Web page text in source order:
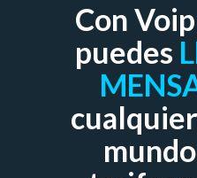
Con
puedes